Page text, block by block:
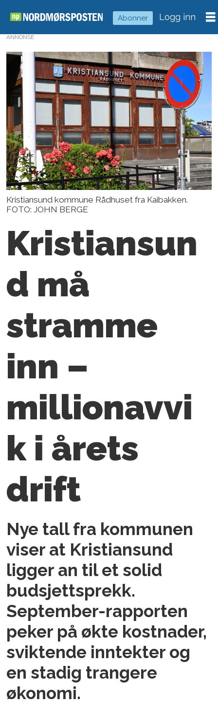
Abonner Logg inn
ANNONSE
Kristiansund kommune Rådhuset fra Kaibakken.
FOTO: JOHN BERGE
Kristiansun
d må
stramme
inn –
millionavvi
k i årets
drift
Nye tall fra kommunen
viser at Kristiansund
ligger an til et solid
budsjettsprekk.
September-rapporten
peker på økte kostnader,
sviktende inntekter og
en stadig trangere
økonomi.